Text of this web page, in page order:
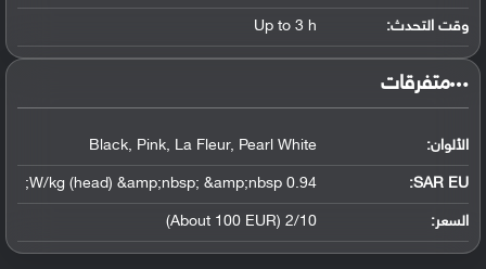
وقت التحدث: Up to 3 h
‏متفرقات‏
الألوان: Black, Pink, La Fleur, Pearl White
SAR EU:
0.94 W/kg (head) &amp;nbsp; &amp;nbsp;
السعر: 2/10 (About 100 EUR)